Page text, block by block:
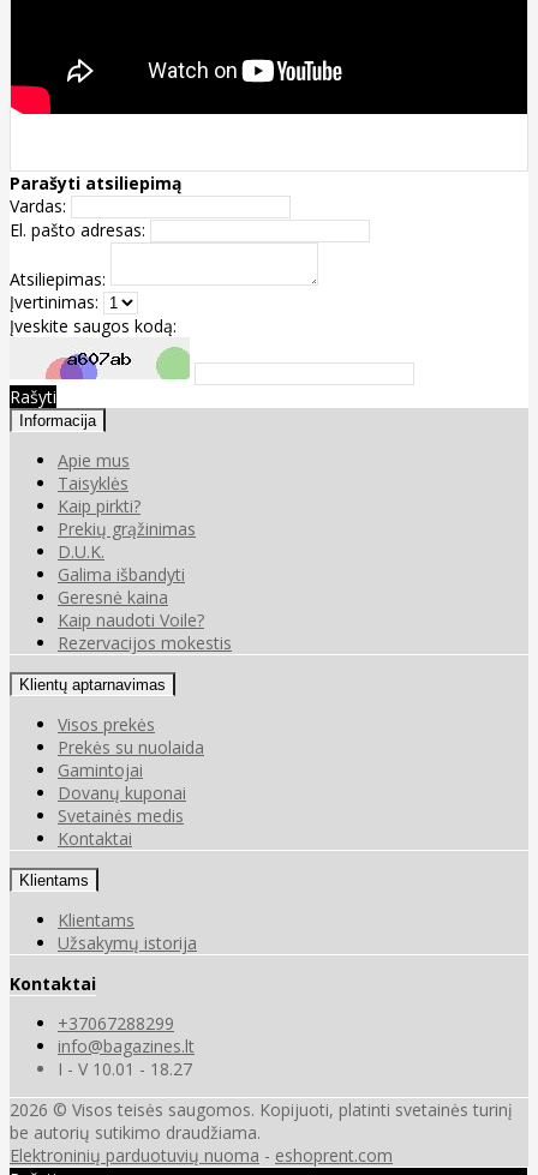
Parašyti atsiliepimą
Vardas:
El. pašto adresas:
Atsiliepimas:
Įvertinimas:
Įveskite saugos kodą:
Rašyti
Informacija
Apie mus
Taisyklės
Kaip pirkti?
Prekių grąžinimas
D.U.K.
Galima išbandyti
Geresnė kaina
Kaip naudoti Voile?
Rezervacijos mokestis
Klientų aptarnavimas
Visos prekės
Prekės su nuolaida
Gamintojai
Dovanų kuponai
Svetainės medis
Kontaktai
Klientams
Klientams
Užsakymų istorija
Kontaktai
+37067288299
info@bagazines.lt
I - V 10.01 - 18.27
2026 © Visos teisės saugomos. Kopijuoti, platinti svetainės turinį
be autorių sutikimo draudžiama.
Elektroninių parduotuvių nuoma - eshoprent.com